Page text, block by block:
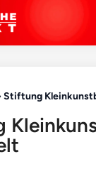
Stiftung